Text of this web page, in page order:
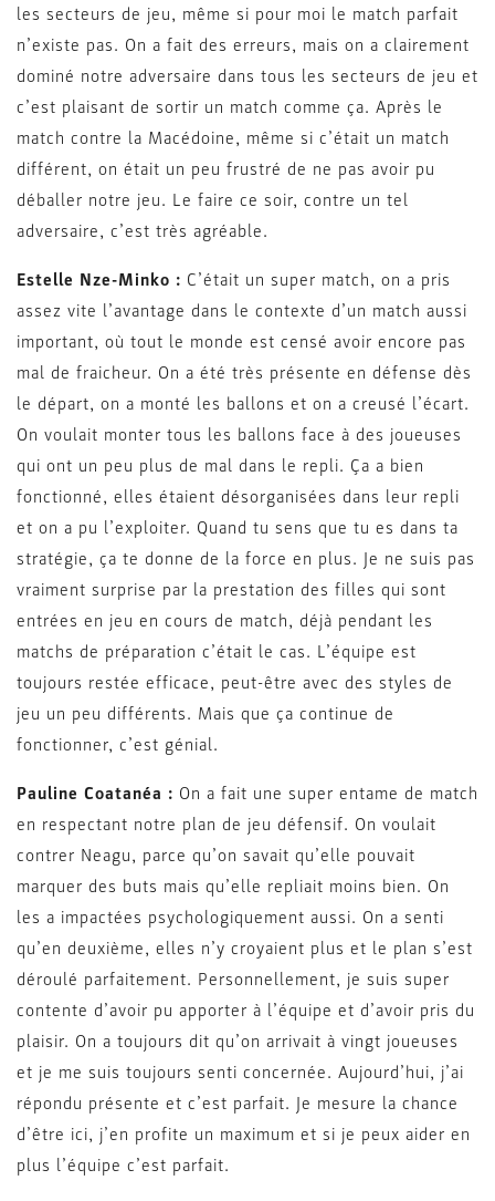
les secteurs de jeu, même si pour moi le match parfait
n’existe pas. On a fait des erreurs, mais on a clairement
dominé notre adversaire dans tous les secteurs de jeu et
c’est plaisant de sortir un match comme ça. Après le
match contre la Macédoine, même si c’était un match
différent, on était un peu frustré de ne pas avoir pu
déballer notre jeu. Le faire ce soir, contre un tel
adversaire, c’est très agréable.
Estelle Nze-Minko : C’était un super match, on a pris
assez vite l’avantage dans le contexte d’un match aussi
important, où tout le monde est censé avoir encore pas
mal de fraicheur. On a été très présente en défense dès
le départ, on a monté les ballons et on a creusé l’écart.
On voulait monter tous les ballons face à des joueuses
qui ont un peu plus de mal dans le repli. Ça a bien
fonctionné, elles étaient désorganisées dans leur repli
et on a pu l’exploiter. Quand tu sens que tu es dans ta
stratégie, ça te donne de la force en plus. Je ne suis pas
vraiment surprise par la prestation des filles qui sont
entrées en jeu en cours de match, déjà pendant les
matchs de préparation c’était le cas. L’équipe est
toujours restée efficace, peut-être avec des styles de
jeu un peu différents. Mais que ça continue de
fonctionner, c’est génial.
Pauline Coatanéa : On a fait une super entame de match
en respectant notre plan de jeu défensif. On voulait
contrer Neagu, parce qu’on savait qu’elle pouvait
marquer des buts mais qu’elle repliait moins bien. On
les a impactées psychologiquement aussi. On a senti
qu’en deuxième, elles n’y croyaient plus et le plan s’est
déroulé parfaitement. Personnellement, je suis super
contente d’avoir pu apporter à l’équipe et d’avoir pris du
plaisir. On a toujours dit qu’on arrivait à vingt joueuses
et je me suis toujours senti concernée. Aujourd’hui, j’ai
répondu présente et c’est parfait. Je mesure la chance
d’être ici, j’en profite un maximum et si je peux aider en
plus l’équipe c’est parfait.